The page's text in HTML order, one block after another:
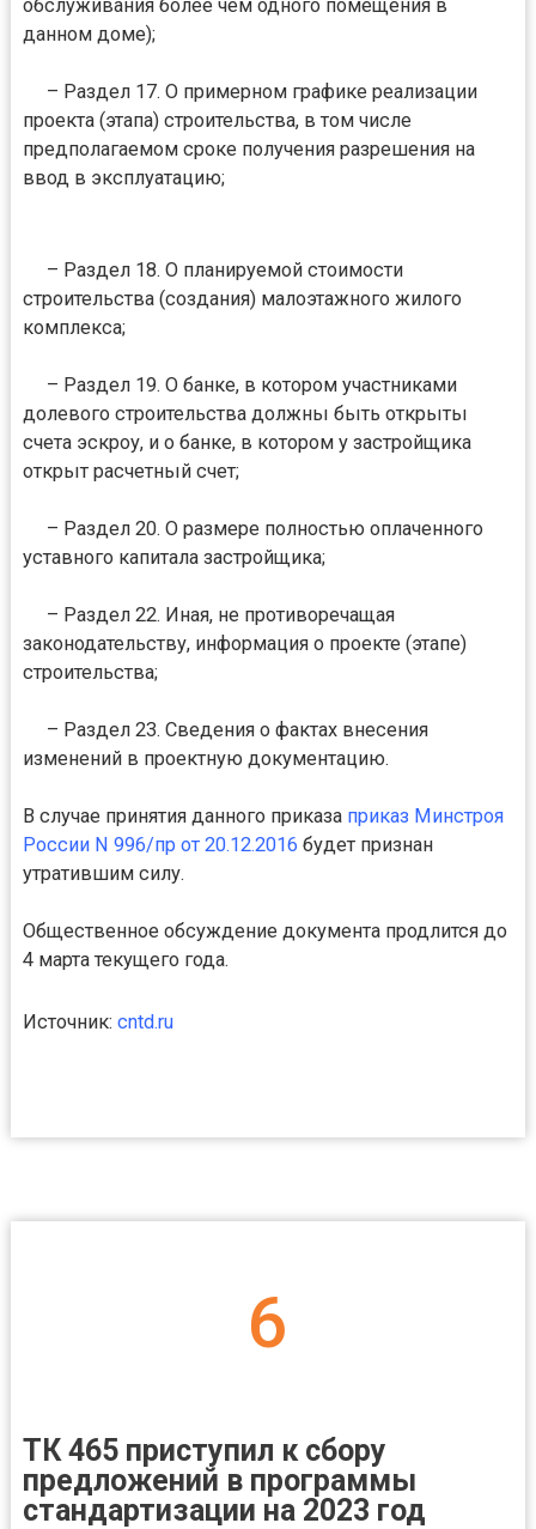
обслуживания более чем одного помещения в
данном доме);
– Раздел 17. О примерном графике реализации
проекта (этапа) строительства, в том числе
предполагаемом сроке получения разрешения на
ввод в эксплуатацию;
– Раздел 18. О планируемой стоимости
строительства (создания) малоэтажного жилого
комплекса;
– Раздел 19. О банке, в котором участниками
долевого строительства должны быть открыты
счета эскроу, и о банке, в котором у застройщика
открыт расчетный счет;
– Раздел 20. О размере полностью оплаченного
уставного капитала застройщика;
– Раздел 22. Иная, не противоречащая
законодательству, информация о проекте (этапе)
строительства;
– Раздел 23. Сведения о фактах внесения
изменений в проектную документацию.
В случае принятия данного приказа приказ Минстроя
России N 996/пр от 20.12.2016 будет признан
утратившим силу.
Общественное обсуждение документа продлится до
4 марта текущего года.
Источник: cntd.ru
6
ТК 465 приступил к сбору
предложений в программы
стандартизации на 2023 год